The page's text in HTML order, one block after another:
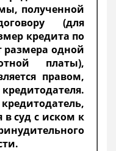
полученной
(для
кредита по
размера одной
платы),
правом,
в суд с иском к